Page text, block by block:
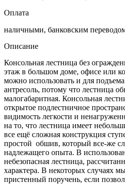
Оплата
наличными, банковским
Описание
Консольная лестница без
этаж в большом доме, офисе или
можно использовать и для
антресоль, потому что лестница
малогабаритная. Консольная
открытое подлестничное
видимость легкости и
на то, что лестница имеет
все ещё сложная конструкция
простой обшив, который все-же
надлежащего опыта. В
небезопасная лестница,
характера. В некоторых случаях
пристенный поручень, если